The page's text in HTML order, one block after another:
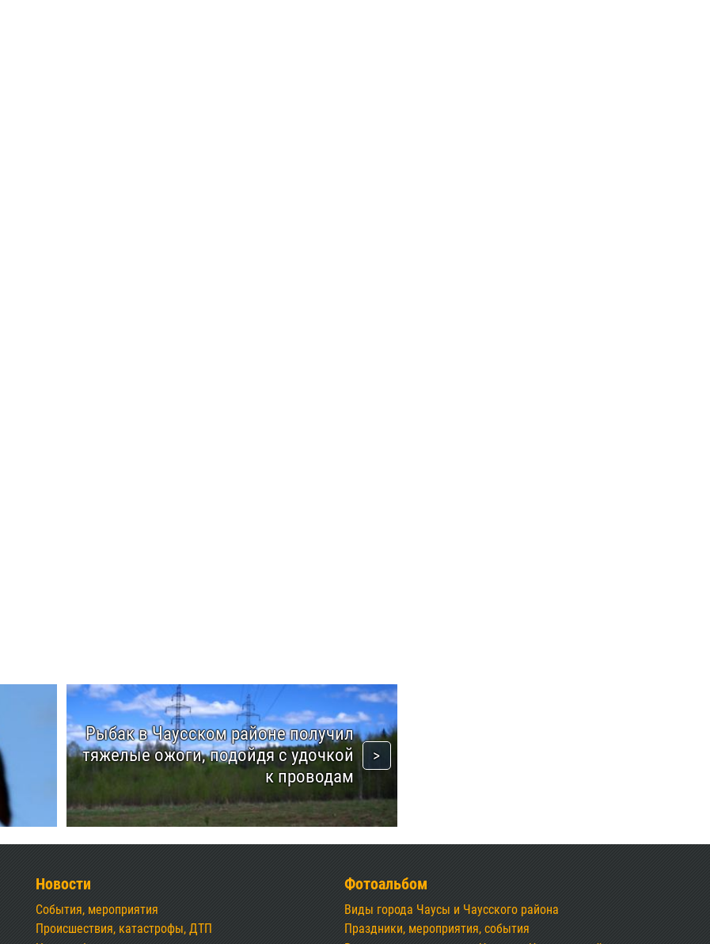
Рыбак в Чаусском районе получил
тяжелые ожоги, подойдя с удочкой
к проводам
Новости
События, мероприятия
Происшествия, катастрофы, ДТП
Фотоальбом
Виды города Чаусы и Чаусского района
Праздники, мероприятия, события